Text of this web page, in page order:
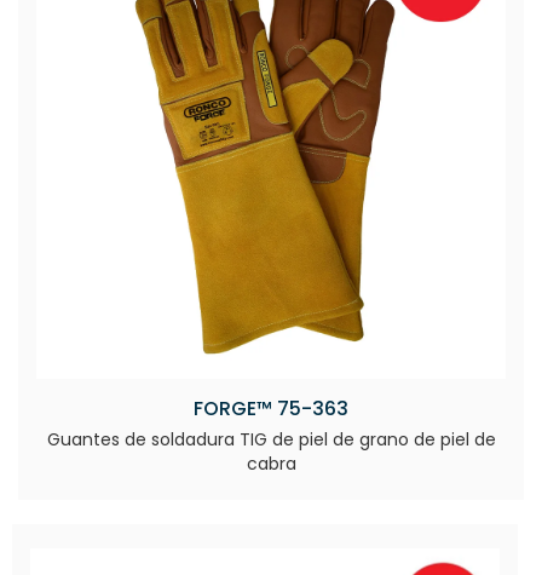
FORGE™ 75-363
Guantes de soldadura TIG de piel de grano de piel de
cabra